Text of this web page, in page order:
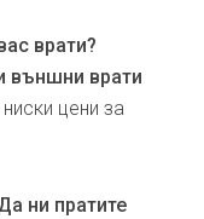
врати?
външни врати
цени за
ни пратите